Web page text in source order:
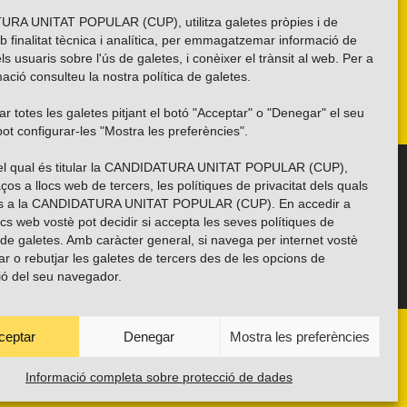
UNITAT POPULAR (CUP), utilitza galetes pròpies i de
finalitat tècnica i analítica, per emmagatzemar informació de
usuaris sobre l'ús de galetes, i conèixer el trànsit al web. Per a
consulteu la nostra política de galetes
totes les galetes pitjant el botó "Acceptar" o "Denegar" el seu
configurar-les "Mostra les preferències".
qual és titular la CANDIDATURA UNITAT POPULAR (CUP),
a llocs web de tercers, les polítiques de privacitat dels quals
a la CANDIDATURA UNITAT POPULAR (CUP). En accedir a
web vostè pot decidir si accepta les seves polítiques de
galetes. Amb caràcter general, si navega per internet vostè
o rebutjar les galetes de tercers des de les opcions de
del seu navegador.
Denegar Mostra les preferències
Informació completa sobre protecció de dades
Troba’ns a les xarxes socials
TRANSPARÈNCIA
PROTECCIÓ DE DADES POLÍTICA DE GALETES (EU)